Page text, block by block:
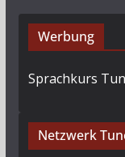
Werbung
Sprachkurs
Netzwerk